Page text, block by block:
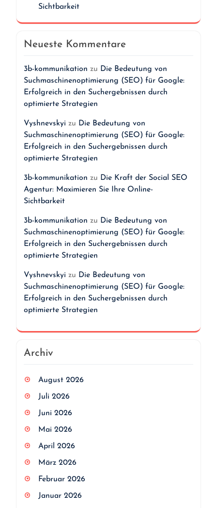
Sichtbarkeit
Neueste Kommentare
3b-kommunikation zu Die Bedeutung von
Suchmaschinenoptimierung (SEO) für Google:
Erfolgreich in den Suchergebnissen durch
optimierte Strategien
Vyshnevskyi zu Die Bedeutung von
Suchmaschinenoptimierung (SEO) für Google:
Erfolgreich in den Suchergebnissen durch
optimierte Strategien
3b-kommunikation zu Die Kraft der Social SEO
Agentur: Maximieren Sie Ihre Online-
Sichtbarkeit
3b-kommunikation zu Die Bedeutung von
Suchmaschinenoptimierung (SEO) für Google:
Erfolgreich in den Suchergebnissen durch
optimierte Strategien
Vyshnevskyi zu Die Bedeutung von
Suchmaschinenoptimierung (SEO) für Google:
Erfolgreich in den Suchergebnissen durch
optimierte Strategien
Archiv
August 2026
Juli 2026
Juni 2026
Mai 2026
April 2026
März 2026
Februar 2026
Januar 2026